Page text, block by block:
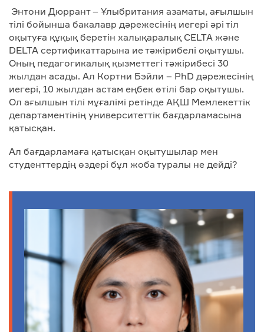
Энтони Дюррант – Ұлыбритания азаматы, ағылшын
тілі бойынша бакалавр дәрежесінің иегері әрі тіл
оқытуға құқық беретін халықаралық CELTA және
DELTA сертификаттарына ие тәжірибелі оқытушы.
Оның педагогикалық қызметтегі тәжірибесі 30
жылдан асады. Ал Кортни Бэйли – PhD дәрежесінің
иегері, 10 жылдан астам еңбек өтілі бар оқытушы.
Ол ағылшын тілі мұғалімі ретінде АҚШ Мемлекеттік
департаментінің университеттік бағдарламасына
қатысқан.
Ал бағдарламаға қатысқан оқытушылар мен
студенттердің өздері бұл жоба туралы не дейді?